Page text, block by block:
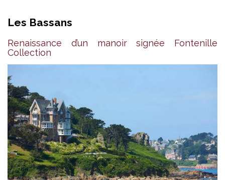
Les Bassans
Renaissance d’un manoir signée Fontenille
Collection